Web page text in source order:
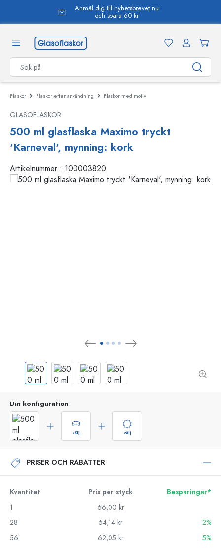
Anmäl dig till nyhetsbrevet nu
och spara 60 kr
Flaskor Flaskor efter användning Flaskor med motiv
GLASOFLASKOR
500 ml glasflaska Maximo tryckt
'Karneval', mynning: kork
Artikelnummer : 100003820
Din konfiguration
välj välj
PRISER OCH RABATTER
Kvantitet Pris per styck
Besparingar*
1
66,00 kr
28
64,14 kr
2%
56
62,05 kr
5%